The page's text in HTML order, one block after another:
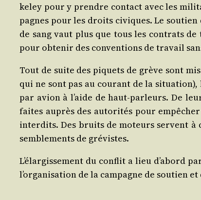
keley pour y prendre contact avec les
pagnes pour les droits civiques. Le
de sang vaut plus que tous les contrats
pour obte­nir des conven­tions de tra­vail
Tout de suite des piquets de grève sont
qui ne sont pas au cou­rant de la
par avion à l’aide de haut-par­leurs. De
faites auprès des auto­ri­tés pour
inter­dits. Des bruits de moteurs servent à
sem­ble­ments de grévistes.
L’élargissement du conflit a lieu d’abord
l’organisation de la cam­pagne de sou­tien